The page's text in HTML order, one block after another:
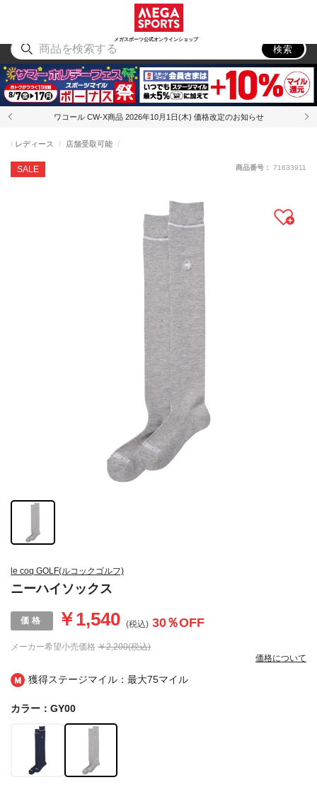
メガスポーツ公式オンラインショップ
アウトドア
検索
ワコール CW-X商品 2026年10月1日(木) 価格改定のお知らせ
獲得ステージマイル：最大75マイル
le coq GOLF(ルコックゴルフ)
ニーハイソックス
SALE
レディース 店舗受取可能
メーカー希望小売価格 ￥2,200(税込)
￥1,540 (税込) 30％OFF
価格について
商品番号： 71633911
カラー：GY00